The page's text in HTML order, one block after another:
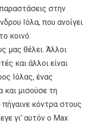
στην
Ιόλα, που ανοίγει
κοινό.
μας θέλει. Άλλοι
και άλλοι είναι
Ιόλας, ένας
μισούσε τη
κόντρα στους
γι’ αυτόν ο Max